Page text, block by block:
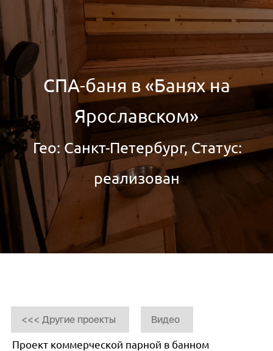
СПА-баня в «Банях на
Ярославском»
Гео: Санкт-Петербург, Статус:
реализован
<<< Другие проекты Видео
Проект коммерческой парной в банном